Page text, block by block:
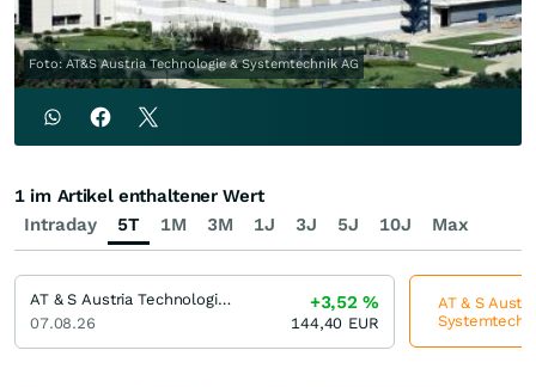
Foto: AT&S Austria Technologie & Systemtechnik AG
Intraday 5T 1M 3M 1J 3J 5J 10J Max
1 im Artikel enthaltener Wert
AT & S Austria Technologie & Systemtechnik
07.08.26
+3,52%
144,40 EUR
AT & S